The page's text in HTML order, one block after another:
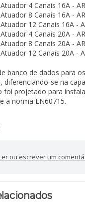
4 Canais 16A -
8 Canais 16A -
12 Canais 16A -
4 Canais 20A -
8 Canais 20A -
12 Canais 20A -
banco de dados para
diferenciando-se na
foi projetado para
a norma EN60715.
ou escrever um